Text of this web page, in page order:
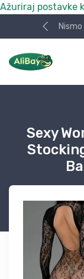
Ažuriraj postavke
Sexy